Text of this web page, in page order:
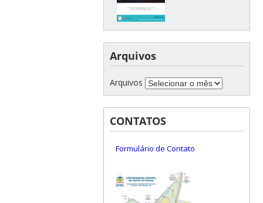
Arquivos
Arquivos
CONTATOS
Formulário de Contato